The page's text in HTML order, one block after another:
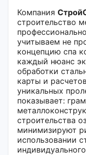
Компания
строительство
учитываем не
концепцию спа
каждый нюанс
обработки
карты и
уникальных
показывает:
строительства
минимизируют
использовании